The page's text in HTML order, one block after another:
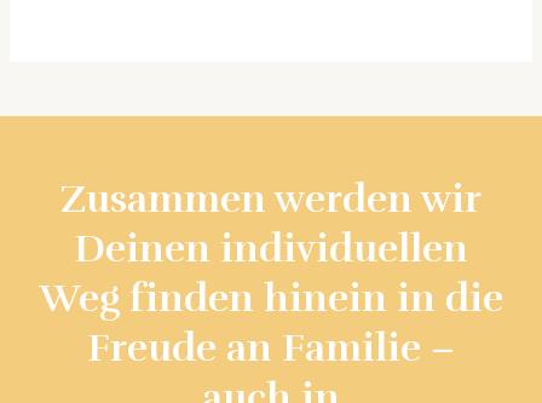
Zusammen werden wir
Deinen individuellen
Weg finden hinein in die
Freude an Familie –